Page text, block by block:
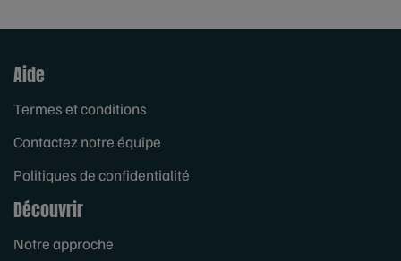
Aide
Termes et conditions
Contactez notre équipe
Politiques de confidentialité
Découvrir
Notre approche